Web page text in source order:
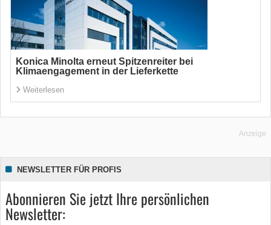
Konica Minolta erneut Spitzenreiter bei
Klimaengagement in der Lieferkette
Weiterlesen
Anzeige
NEWSLETTER FÜR PROFIS
Abonnieren Sie jetzt Ihre persönlichen
Newsletter: